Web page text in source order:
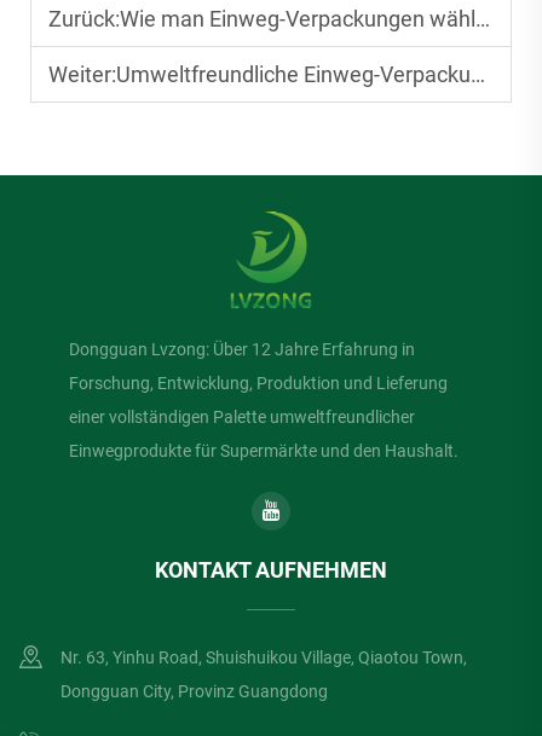
Zurück:Wie man Einweg-Verpackungen wählt, die Mahlzeiten länger frisch halten
Weiter:Umweltfreundliche Einweg-Verpackungen für Lebensmittel: Biologisch abbaubare Optionen, die es 2025 zu testen gilt
Dongguan Lvzong: Über 12 Jahre Erfahrung in
Forschung, Entwicklung, Produktion und Lieferung
einer vollständigen Palette umweltfreundlicher
Einwegprodukte für Supermärkte und den Haushalt.
KONTAKT AUFNEHMEN
Nr. 63, Yinhu Road, Shuishuikou Village, Qiaotou Town,
Dongguan City, Provinz Guangdong